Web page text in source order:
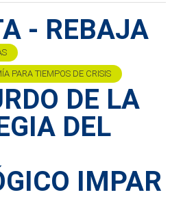
- REBAJA
PARA TIEMPOS DE CRISIS
DE LA
DEL
IMPAR